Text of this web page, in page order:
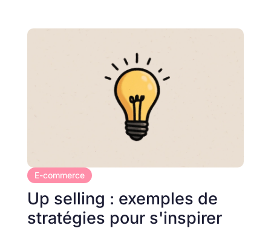
E-commerce
Up selling : exemples de
stratégies pour s'inspirer